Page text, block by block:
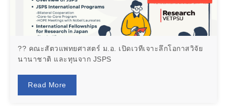
?? คณะสัตวแพทยศาสตร์ ม.อ. เปิดเวทีเจาะลึกโอกาสวิจัย
นานาชาติ และทุนจาก JSPS
Read More